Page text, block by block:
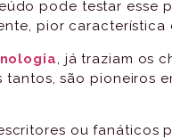
pode testar esse
pior característica
, já traziam os
tantos, são pioneiros
ou fanáticos